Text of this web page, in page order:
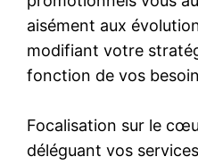
aisément aux
modifiant votre
fonction de vos
Focalisation sur le
déléguant vos